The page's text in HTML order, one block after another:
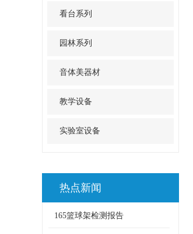
看台系列
园林系列
音体美器材
教学设备
实验室设备
热点新闻
165篮球架检测报告